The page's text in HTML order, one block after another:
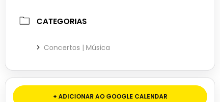
CATEGORIAS
Concertos | Música
+ ADICIONAR AO GOOGLE CALENDAR